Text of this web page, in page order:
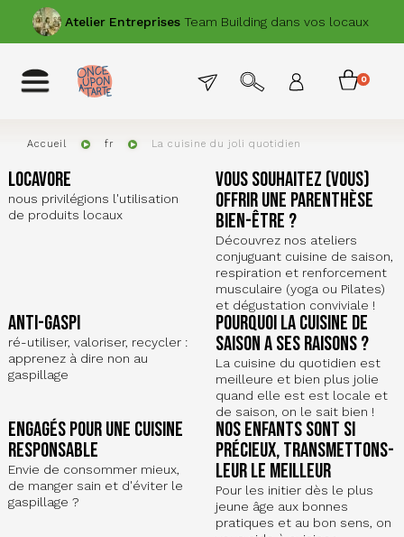
contenu
Atelier Entreprises Team Building dans vos locaux
PRÉCÉDENT SUIVANT
Toggle
navigation
Menu
permanent
Menu
de
0
Accueil fr La cuisine du joli quotidien
locavore
nous privilégions l'utilisation
de produits locaux
Vous souhaitez (vous)
offrir une parenthèse
bien-être ?
Découvrez nos ateliers
conjuguant cuisine de saison,
respiration et renforcement
musculaire (yoga ou Pilates)
et dégustation conviviale !
anti-gaspi
ré-utiliser, valoriser, recycler :
apprenez à dire non au
gaspillage
Pourquoi la cuisine de
saison a ses raisons ?
La cuisine du quotidien est
meilleure et bien plus jolie
quand elle est est locale et
de saison, on le sait bien !
Engagés pour une cuisine
responsable
Envie de consommer mieux,
de manger sain et d'éviter le
gaspillage ?
Nos enfants sont si
précieux, transmettons-
leur le meilleur
Pour les initier dès le plus
jeune âge aux bonnes
pratiques et au bon sens, on